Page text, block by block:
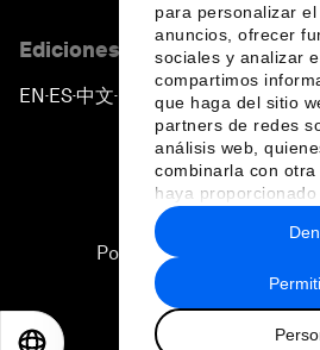
para personalizar
anuncios, ofrecer
sociales y analizar
compartimos
que haga del sitio
partners de redes
análisis web,
combinarla con
haya
recopilado a partir
hecho de sus
Ediciones en otros idiomas
EN ▪ES▪中文▪ 日本語
Política de privacidad y
Sitemap
2026 Foro